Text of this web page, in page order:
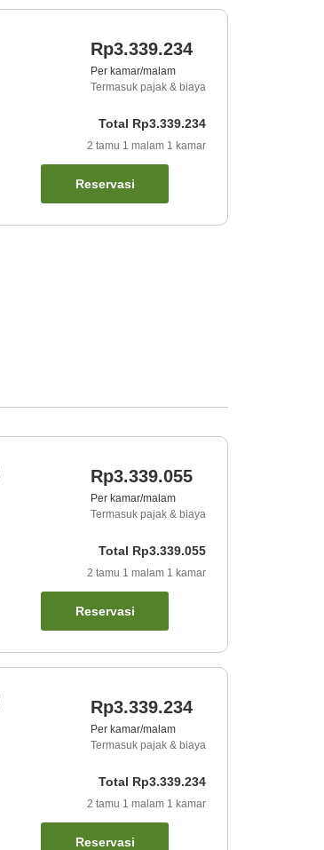
Rp3.339.234
Per kamar/malam
Termasuk pajak & biaya
Total Rp3.339.234
2 tamu 1 malam 1 kamar
Reservasi
Rp3.339.055
Per kamar/malam
Termasuk pajak & biaya
Total Rp3.339.055
2 tamu 1 malam 1 kamar
Reservasi
Rp3.339.234
Per kamar/malam
Termasuk pajak & biaya
Total Rp3.339.234
2 tamu 1 malam 1 kamar
Reservasi